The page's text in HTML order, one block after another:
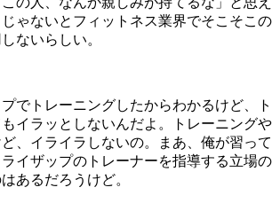
ゃないとフィットネス業界でそこそこの
ないらしい。
でトレーニングしたからわかるけど、ト
イラッとしないんだよ。トレーニングや
、イライラしないの。まあ、俺が習って
イザップのトレーナーを指導する立場の
あるだろうけど。